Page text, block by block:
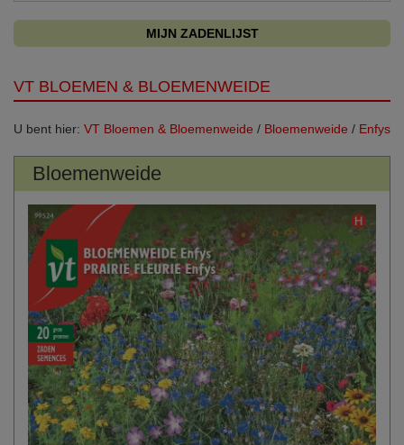
MIJN ZADENLIJST
VT BLOEMEN & BLOEMENWEIDE
U bent hier: VT Bloemen & Bloemenweide / Bloemenweide / Enfys
Bloemenweide